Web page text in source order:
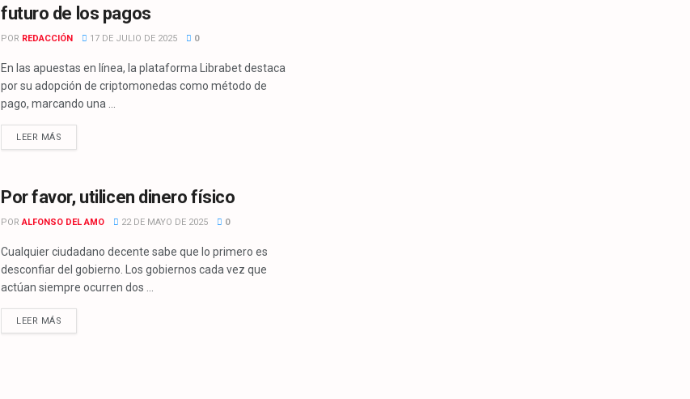
futuro de los pagos
POR REDACCIÓN 17 DE JULIO DE 2025 0
En las apuestas en línea, la plataforma Librabet destaca
por su adopción de criptomonedas como método de
pago, marcando una ...
LEER MÁS
Por favor, utilicen dinero físico
POR ALFONSO DEL AMO 22 DE MAYO DE 2025 0
Cualquier ciudadano decente sabe que lo primero es
desconfiar del gobierno. Los gobiernos cada vez que
actúan siempre ocurren dos ...
LEER MÁS